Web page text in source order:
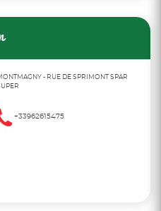
- RUE DE SPRIMONT SPAR
+33962615475